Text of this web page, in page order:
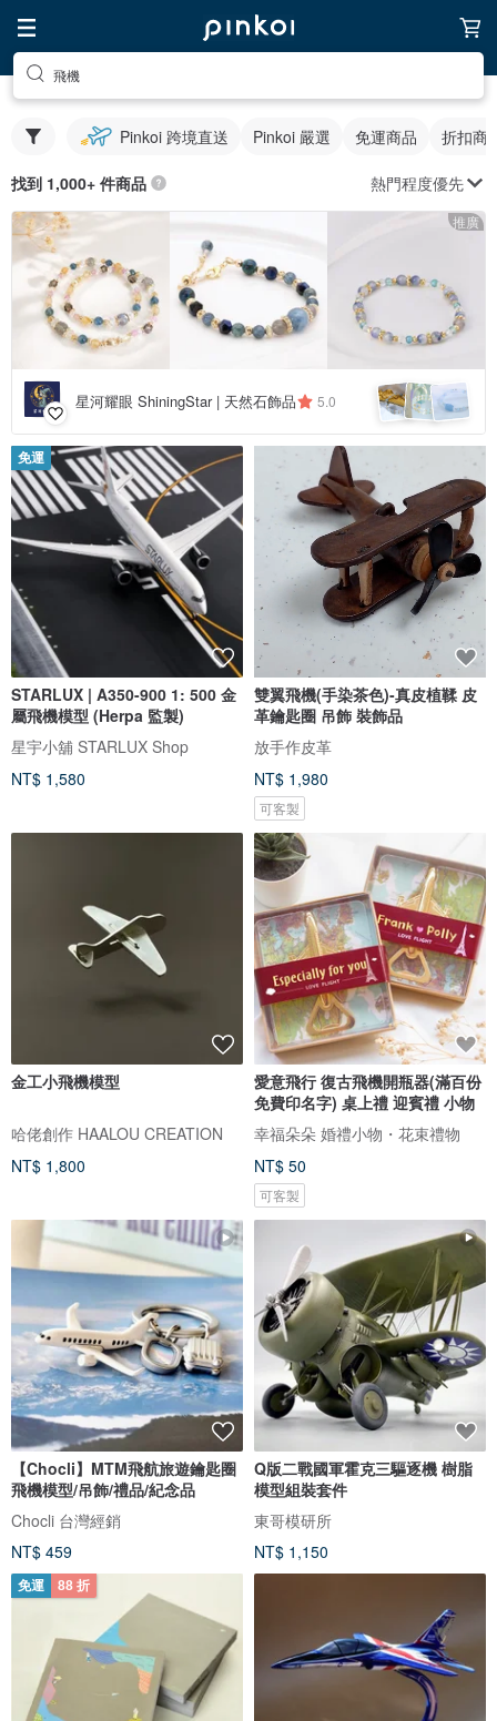
飛機
Pinkoi 跨境直送 Pinkoi 嚴選 免運商品 折扣商
找到 1,000+ 件商品 熱門程度優先
推廣
星河耀眼 ShiningStar | 天然石飾品 5.0
免運
STARLUX | A350-900 1: 500 金
屬飛機模型 (Herpa 監製)
星宇小舖 STARLUX Shop
NT$ 1,580
雙翼飛機(手染茶色)-真皮植鞣 皮
革鑰匙圈 吊飾 裝飾品
放手作皮革
NT$ 1,980
可客製
金工小飛機模型
哈佬創作 HAALOU CREATION
NT$ 1,800
愛意飛行 復古飛機開瓶器(滿百份
免費印名字) 桌上禮 迎賓禮 小物
幸福朵朵 婚禮小物・花束禮物
NT$ 50
可客製
【Chocli】MTM飛航旅遊鑰匙圈
飛機模型/吊飾/禮品/紀念品
Chocli 台灣經銷
NT$ 459
Q版二戰國軍霍克三驅逐機 樹脂
模型組裝套件
東哥模研所
NT$ 1,150
免運 88 折